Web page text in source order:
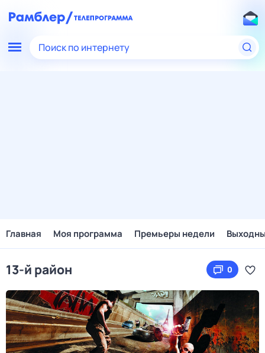
Поиск по интернету
Главная Моя программа Премьеры недели
13-й район 0